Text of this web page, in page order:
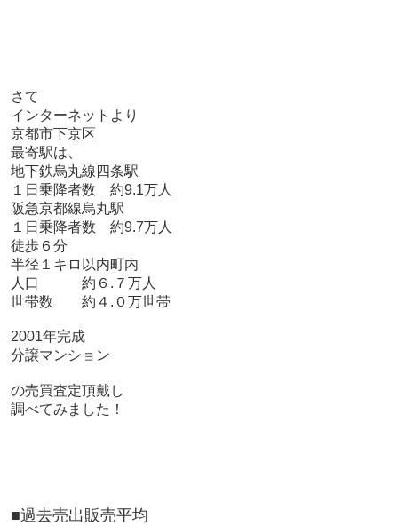
さて
インターネットより
京都市下京区
最寄駅は、
地下鉄烏丸線四条駅
１日乗降者数 約9.1万人
阪急京都線烏丸駅
１日乗降者数 約9.7万人
徒歩６分
半径１キロ以内町内
人口 約６.７万人
世帯数 約４.０万世帯
2001年完成
分譲マンション
の売買査定頂戴し
調べてみました！
■過去売出販売平均